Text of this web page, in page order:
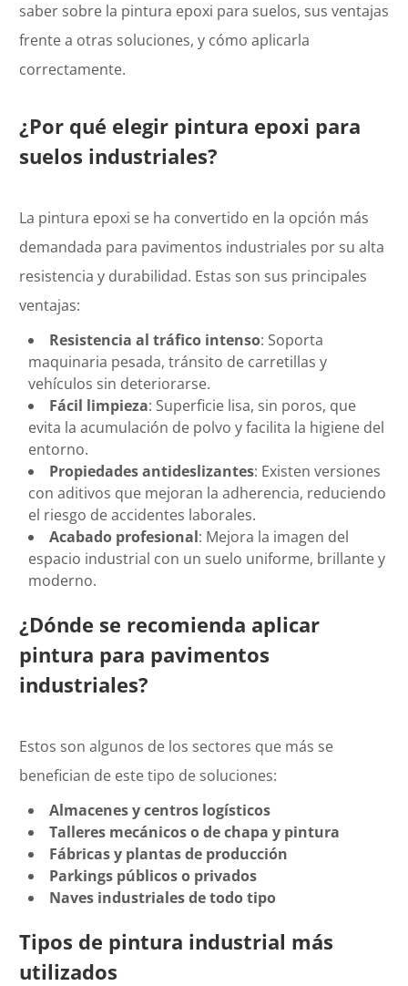
saber sobre la pintura epoxi para suelos, sus ventajas
frente a otras soluciones, y cómo aplicarla
correctamente.
¿Por qué elegir pintura epoxi para
suelos industriales?
La pintura epoxi se ha convertido en la opción más
demandada para pavimentos industriales por su alta
resistencia y durabilidad. Estas son sus principales
ventajas:
Resistencia al tráfico intenso: Soporta
maquinaria pesada, tránsito de carretillas y
vehículos sin deteriorarse.
Fácil limpieza: Superficie lisa, sin poros, que
evita la acumulación de polvo y facilita la higiene del
entorno.
Propiedades antideslizantes: Existen versiones
con aditivos que mejoran la adherencia, reduciendo
el riesgo de accidentes laborales.
Acabado profesional: Mejora la imagen del
espacio industrial con un suelo uniforme, brillante y
moderno.
¿Dónde se recomienda aplicar
pintura para pavimentos
industriales?
Estos son algunos de los sectores que más se
benefician de este tipo de soluciones:
Almacenes y centros logísticos
Talleres mecánicos o de chapa y pintura
Fábricas y plantas de producción
Parkings públicos o privados
Naves industriales de todo tipo
Tipos de pintura industrial más
utilizados